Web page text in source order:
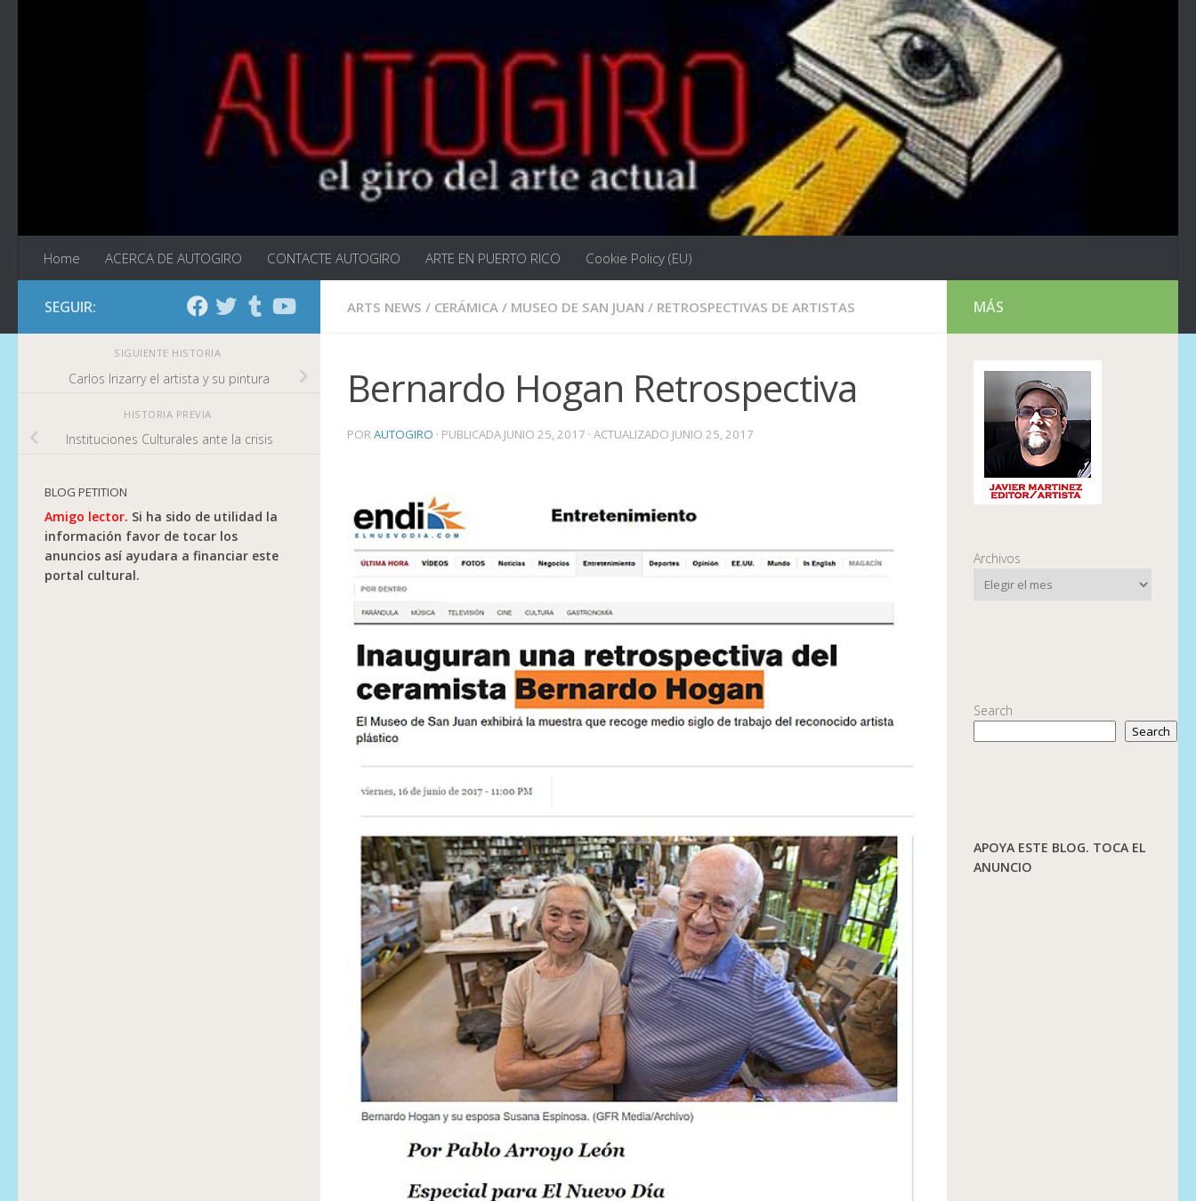
Home ACERCA DE AUTOGIRO CONTACTE AUTOGIRO ARTE EN PUERTO RICO Cookie Policy (EU)
ARTS NEWS / CERÁMICA / MUSEO DE SAN JUAN / RETROSPECTIVAS DE ARTISTAS
Bernardo Hogan Retrospectiva
PORAUTOGIRO · PUBLICADA JUNIO 25, 2017 · ACTUALIZADO JUNIO 25, 2017
SEGUIR:
SIGUIENTE HISTORIA
Carlos Irizarry el artista y su pintura
HISTORIA PREVIA
Instituciones Culturales ante la crisis
BLOG PETITION
Amigo lector. Si ha sido de utilidad la
información favor de tocar los
anuncios así ayudara a financiar este
portal cultural.
MÁS
Archivos
Search
Search
APOYA ESTE BLOG. TOCA EL
ANUNCIO